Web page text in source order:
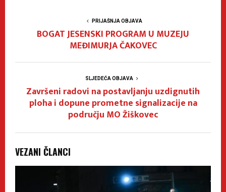
PRIJAŠNJA OBJAVA
BOGAT JESENSKI PROGRAM U MUZEJU
MEĐIMURJA ČAKOVEC
SLJEDEĆA OBJAVA
Završeni radovi na postavljanju uzdignutih
ploha i dopune prometne signalizacije na
području MO Žiškovec
VEZANI ČLANCI